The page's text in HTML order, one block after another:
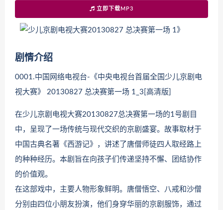
立即下载MP3
剧情介绍
0001.中国网络电视台-《中央电视台首届全国少儿京剧电
视大赛》 20130827 总决赛第一场 1_3[高清版]
在少儿京剧电视大赛20130827总决赛第一场的1号剧目
中，呈现了一场传统与现代交织的京剧盛宴。故事取材于
中国古典名著《西游记》，讲述了唐僧师徒四人取经路上
的种种经历。本剧旨在向孩子们传递坚持不懈、团结协作
的价值观。
在这部戏中，主要人物形象鲜明。唐僧悟空、八戒和沙僧
分别由四位小朋友扮演，他们身穿华丽的京剧服饰，通过